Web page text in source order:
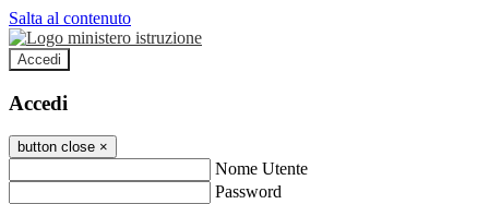
Salta al contenuto
Accedi
Accedi
button close ×
Nome Utente
Password